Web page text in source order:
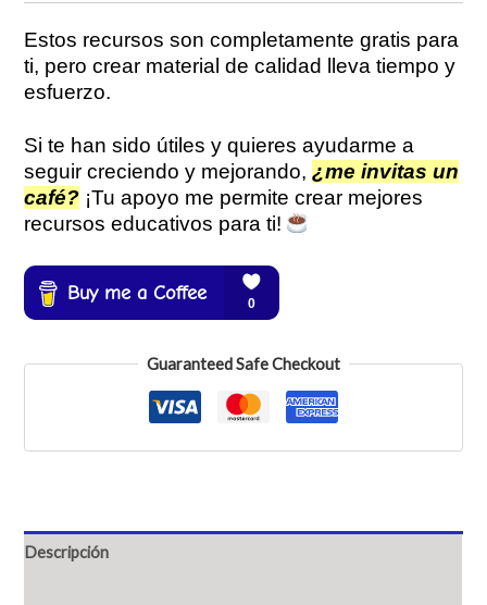
Estos recursos son completamente gratis para
ti, pero crear material de calidad lleva tiempo y
esfuerzo.
Si te han sido útiles y quieres ayudarme a
seguir creciendo y mejorando,¿me invitas un
café? ¡Tu apoyo me permite crear mejores
recursos educativos para ti!
Guaranteed Safe Checkout
Descripción